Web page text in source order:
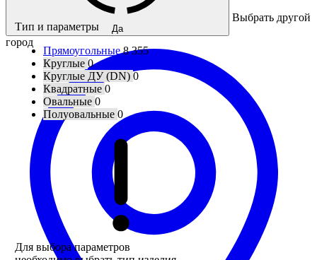
Да
Выбрать другой
город
Тип и параметры
Прямоугольные8 355
Круглые 0
Круглые ДУ (DN) 0
Квадратные 0
Овальные 0
Полуовальные 0
Для выбора параметров